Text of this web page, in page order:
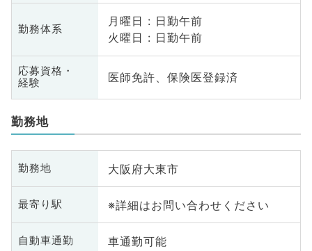
勤務体系
月曜日 : 日勤午前
火曜日 : 日勤午前
応募資格・
経験
医師免許、保険医登録済
勤務地
勤務地 大阪府大東市
最寄り駅 ※詳細はお問い合わせください
自動車通勤 車通勤可能